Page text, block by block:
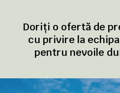
Doriți o ofertă de
cu privire la
pentru nevoile